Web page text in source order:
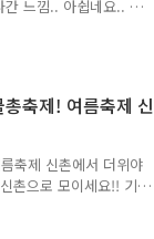
간 느낌.. 아쉽네요.. ㅠ
너무 감사드려요^^
시간! 2017 신촌 물
볼까요~ ^^ 매번 새로운
다 ^^ 물총축제를 찾
..
축제! 여름축제 신
축제 신촌에서 더위야
촌으로 모이세요!! 기
~ 30일 이틀동안 신촌
제 끝판왕!!!! #여름휴